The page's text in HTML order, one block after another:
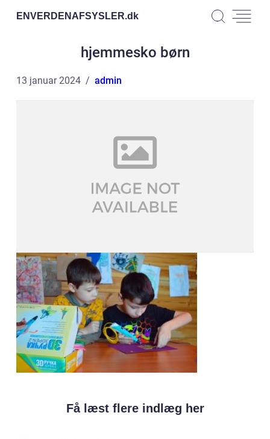
ENVERDENAFSYSLER.dk
hjemmesko børn
13 januar 2024 admin
Få læst flere indlæg her